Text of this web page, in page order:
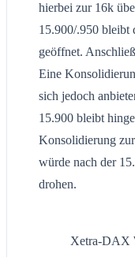
hierbei zur 16k
15.900/.950 bleibt
geöffnet.
Eine
sich jedoch
15.900 bleibt
Konsolidierung
würde nach der
drohen.
Xetra-DAX